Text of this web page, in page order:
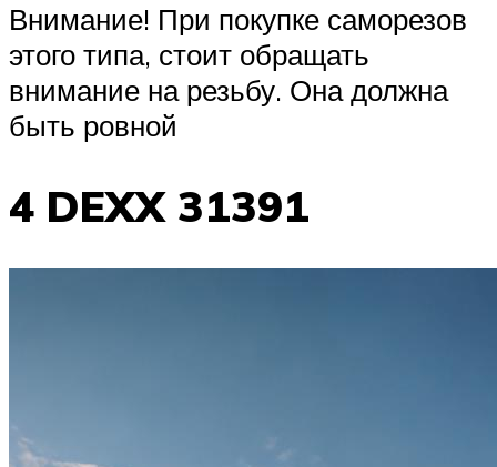
Внимание! При покупке саморезов
этого типа, стоит обращать
внимание на резьбу. Она должна
быть ровной
4 DEXX 31391